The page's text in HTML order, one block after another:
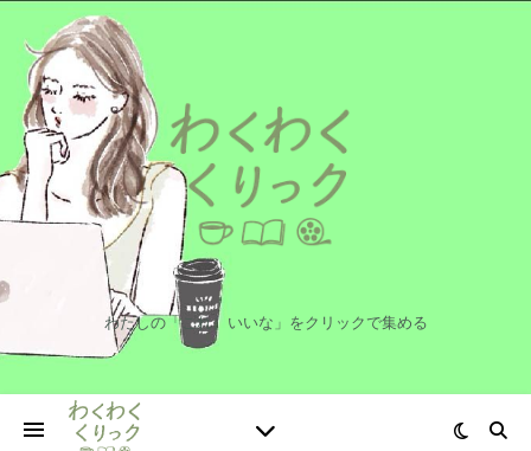
わたしの「これ、いいな」をクリックで集める